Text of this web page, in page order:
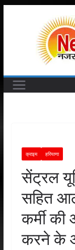
क्राइम हरियाणा
सेंट्रल
सहित
कर्मी की
करने के